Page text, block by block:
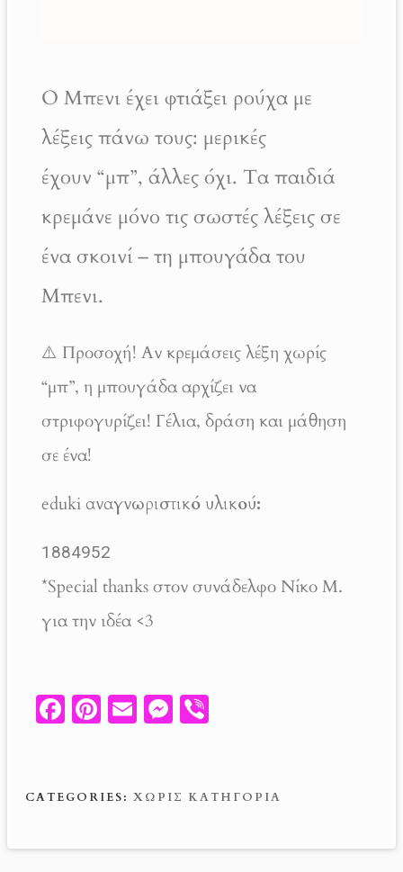
Ο Μπενι έχει φτιάξει ρούχα με
λέξεις πάνω τους: μερικές
έχουν “μπ”, άλλες όχι. Τα παιδιά
κρεμάνε μόνο τις σωστές λέξεις σε
ένα σκοινί – τη μπουγάδα του
Μπενι.
⚠️ Προσοχή! Αν κρεμάσεις λέξη χωρίς
“μπ”, η μπουγάδα αρχίζει να
στριφογυρίζει! Γέλια, δράση και μάθηση
σε ένα!
eduki αναγνωριστικό υλικού:
1884952
*Special thanks στον συνάδελφο Νίκο Μ.
για την ιδέα <3
Fa
o
k
Pi
es
E M
n
er
CATEGORIES: ΧΩΡΊΣ ΚΑΤΗΓΟΡΊΑ